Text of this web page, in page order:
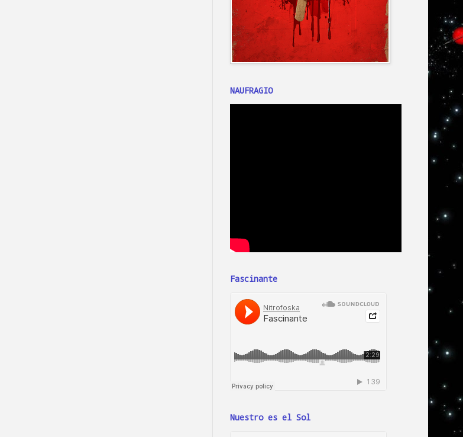
NAUFRAGIO
Fascinante
Nuestro es el Sol